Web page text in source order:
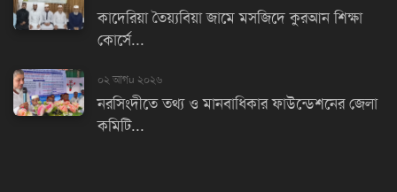
কাদেরিয়া তৈয়্যবিয়া জামে মসজিদে কুরআন শিক্ষা
কোর্সে...
০২ আগu ২০২৬
নরসিংদীতে তথ্য ও মানবাধিকার ফাউন্ডেশনের জেলা
কমিটি...